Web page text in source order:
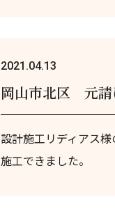
2021.04.13
岡山市北区 元請
設計施工リディアス
施工できました。